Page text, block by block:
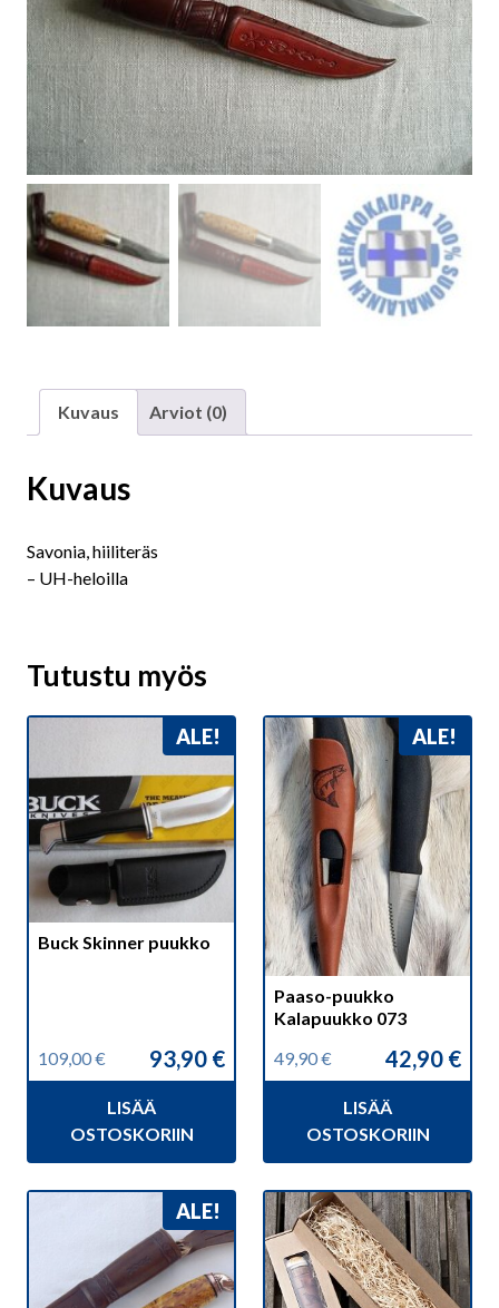
Kuvaus Arviot (0)
Kuvaus
Savonia, hiiliteräs
– UH-heloilla
Tutustu myös
ALE!
Buck Skinner puukko
109,00€
Alkuperäinen
hinta
109,00 €.
93,90 €
Nykyinen
hinta
93,90 €.
LISÄÄ
OSTOSKORIIN
ALE!
Paaso-puukko
Kalapuukko 073
49,90€
Alkuperäinen
hinta
49,90 €.
42,90 €
Nykyinen
hinta
42,90 €.
LISÄÄ
OSTOSKORIIN
ALE!